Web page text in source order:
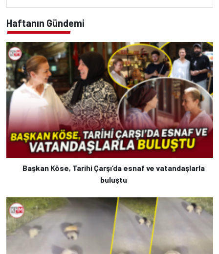
Haftanın Gündemi
Başkan Köse, Tarihi Çarşı’da esnaf ve vatandaşlarla
buluştu